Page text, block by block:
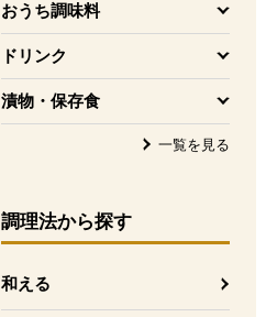
おうち調味料
を開く
ドリンク
を開く
漬物・保存食
を開く
一覧を見る
調理法から探す
和える